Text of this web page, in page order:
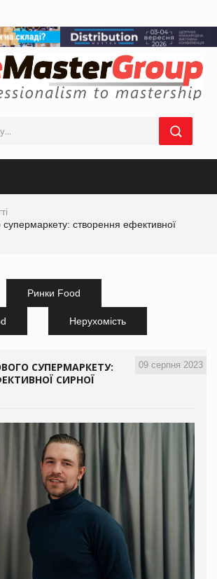
супермаркету: створення ефективної
Ринки Food
Нерухомість
09 серпня 2023
СУПЕРМАРКЕТУ:
СИРНОЇ